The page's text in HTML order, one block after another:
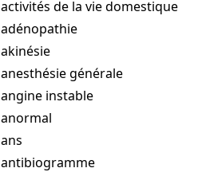
activités de la vie domestique
adénopathie
akinésie
anesthésie générale
angine instable
anormal
ans
antibiogramme